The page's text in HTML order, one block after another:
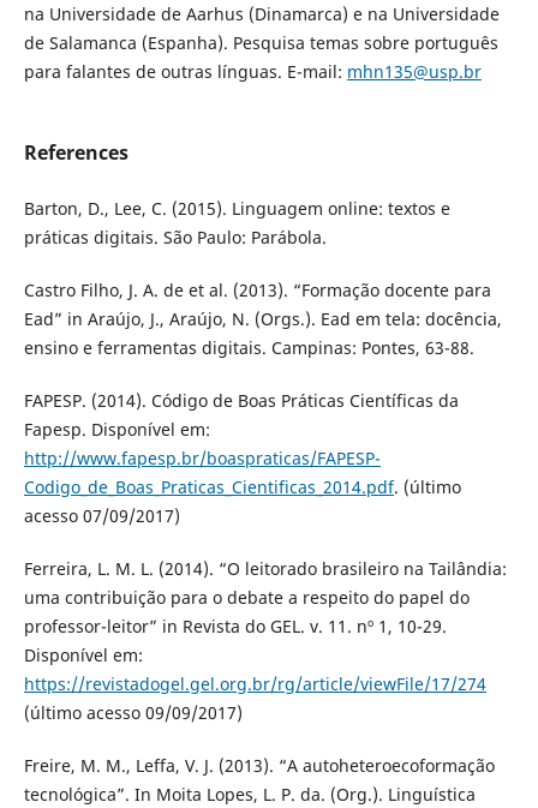
na Universidade de Aarhus (Dinamarca) e na Universidade
de Salamanca (Espanha). Pesquisa temas sobre português
para falantes de outras línguas. E-mail: mhn135@usp.br
References
Barton, D., Lee, C. (2015). Linguagem online: textos e
práticas digitais. São Paulo: Parábola.
Castro Filho, J. A. de et al. (2013). “Formação docente para
Ead” in Araújo, J., Araújo, N. (Orgs.). Ead em tela: docência,
ensino e ferramentas digitais. Campinas: Pontes, 63-88.
FAPESP. (2014). Código de Boas Práticas Científicas da
Fapesp. Disponível em:
http://www.fapesp.br/boaspraticas/FAPESP-
Codigo_de_Boas_Praticas_Cientificas_2014.pdf. (último
acesso 07/09/2017)
Ferreira, L. M. L. (2014). “O leitorado brasileiro na Tailândia:
uma contribuição para o debate a respeito do papel do
professor-leitor” in Revista do GEL. v. 11. nº 1, 10-29.
Disponível em:
https://revistadogel.gel.org.br/rg/article/viewFile/17/274
(último acesso 09/09/2017)
Freire, M. M., Leffa, V. J. (2013). “A autoheteroecoformação
tecnológica”. In Moita Lopes, L. P. da. (Org.). Linguística